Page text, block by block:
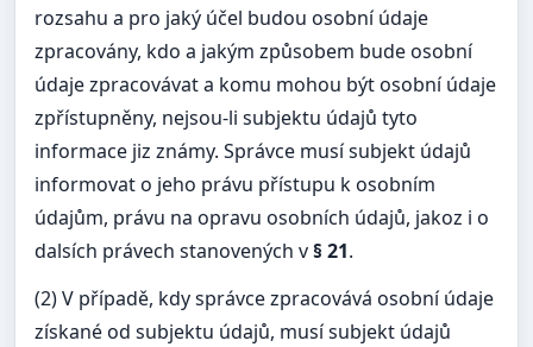
rozsahu a pro jaký účel budou osobní údaje
zpracovány, kdo a jakým způsobem bude osobní
údaje zpracovávat a komu mohou být osobní údaje
zpřístupněny, nejsou-li subjektu údajů tyto
informace jiz známy. Správce musí subjekt údajů
informovat o jeho právu přístupu k osobním
údajům, právu na opravu osobních údajů, jakoz i o
dalsích právech stanovených v§ 21.
(2) V případě, kdy správce zpracovává osobní údaje
získané od subjektu údajů, musí subjekt údajů